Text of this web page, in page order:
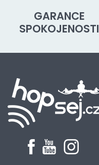
GARANCE
SPOKOJENOSTI